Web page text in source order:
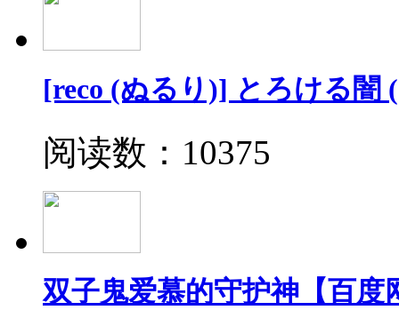
[reco (ぬるり)] とろける闇
阅读数：10375
双子鬼爱慕的守护神【百度